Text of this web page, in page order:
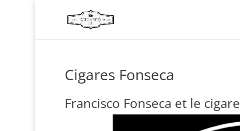
Cigares Fonseca
Francisco Fonseca et le cigare